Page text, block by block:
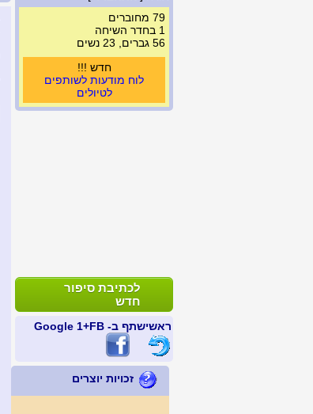
79 מחוברים
1 בחדר השיחה
56 גברים, 23 נשים
חדש !!!
לוח מודעות לשותפים
לטיולים
לכתיבת סיפור
חדש
ראשישתף ב- FB +1 Google
זכויות יוצרים